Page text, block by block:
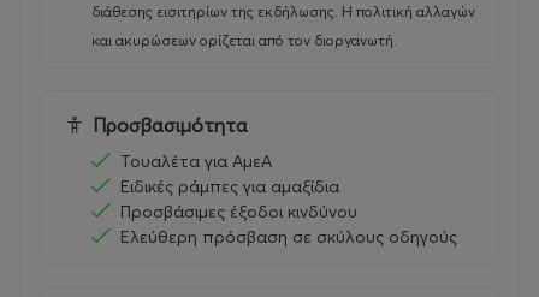
διάθεσης εισιτηρίων της εκδήλωσης. Η πολιτική αλλαγών
και ακυρώσεων ορίζεται από τον διοργανωτή.
Προσβασιμότητα
Τουαλέτα για ΑμεΑ
Ειδικές ράμπες για αμαξίδια
Προσβάσιμες έξοδοι κινδύνου
Ελεύθερη πρόσβαση σε σκύλους οδηγούς